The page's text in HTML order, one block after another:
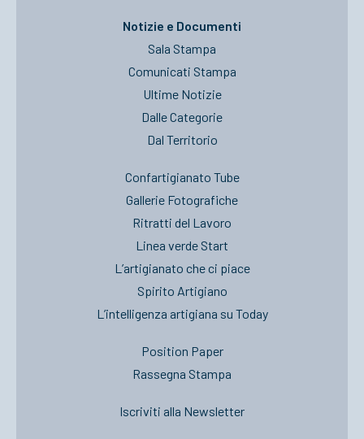
Notizie e Documenti
Sala Stampa
Comunicati Stampa
Ultime Notizie
Dalle Categorie
Dal Territorio
Confartigianato Tube
Gallerie Fotografiche
Ritratti del Lavoro
Linea verde Start
L’artigianato che ci piace
Spirito Artigiano
L’intelligenza artigiana su Today
Position Paper
Rassegna Stampa
Iscriviti alla Newsletter